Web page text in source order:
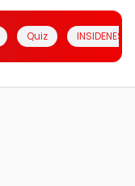
Quiz INSIDENESIA